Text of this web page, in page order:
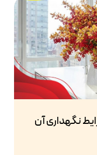
نگهداری آن